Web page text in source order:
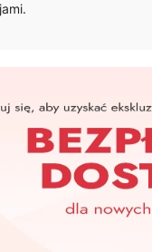
APLIKACJA
SHEIN